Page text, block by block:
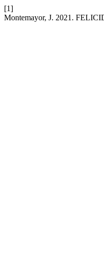
[1]
Montemayor, J. 2021.